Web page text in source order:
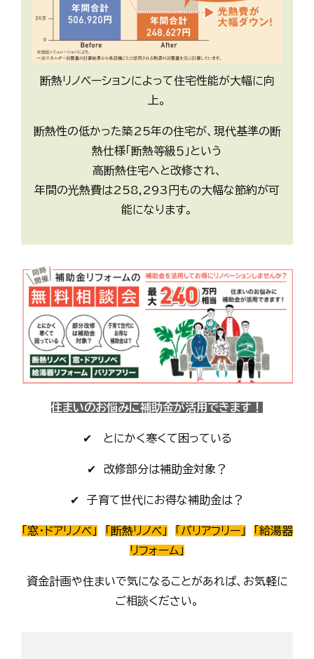
断熱リノベーションによって住宅性能が大幅に向
上。
断熱性の低かった築25年の住宅が、現代基準の断
熱仕様「断熱等級５」という
高断熱住宅へと改修され、
年間の光熱費は258,293円もの大幅な節約が可
能になります。
住まいのお悩みに補助金が活用できます！
✔ とにかく寒くて困っている
✔ 改修部分は補助金対象？
✔ 子育て世代にお得な補助金は？
「窓・ドアリノベ」 「断熱リノベ」 「バリアフリー」
「給湯器
リフォーム」
資金計画や住まいで気になることがあれば、お気軽に
ご相談ください。